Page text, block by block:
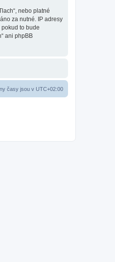
nebo platné
za nutné. IP adresy
to bude
ani phpBB
časy jsou v UTC+02:00